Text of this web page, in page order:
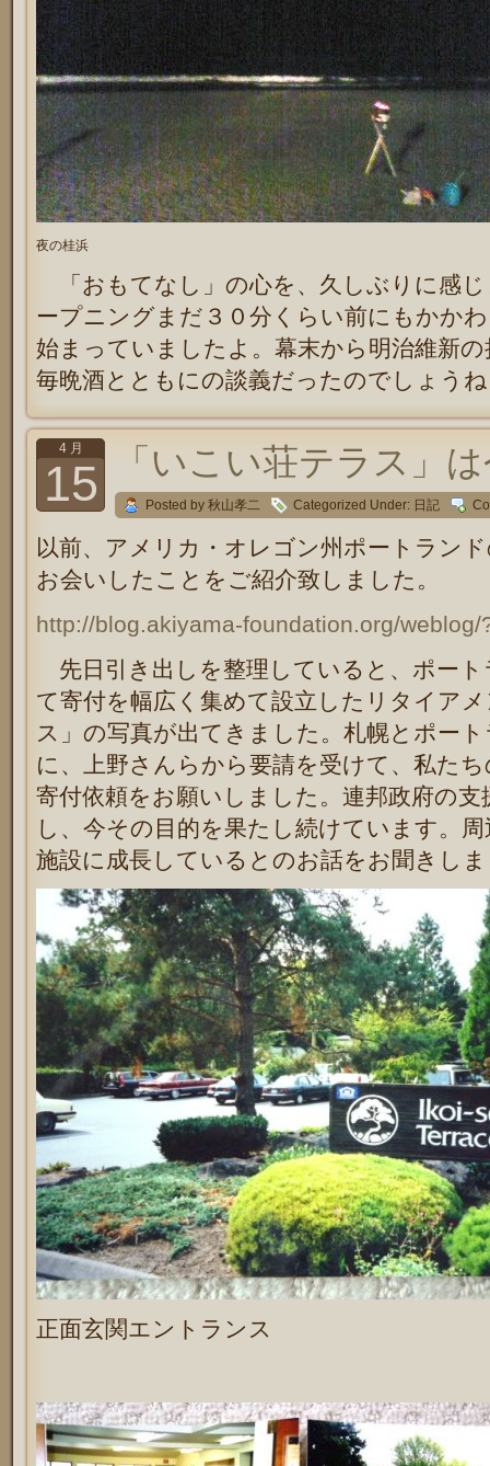
夜の桂浜
「おもてなし」の心を、久しぶりに感
ープニングまだ３０分くらい前にもかか
始まっていましたよ。幕末から明治維新
毎晩酒とともにの談義だったのでしょう
4 月
15 「いこい荘テラス」
Posted by 秋山孝二 Categorized Under: 日記
以前、アメリカ・オレゴン州ポートラン
お会いしたことをご紹介致しました。
http://blog.akiyama-foundation.org/weblog/
先日引き出しを整理していると、ポー
て寄付を幅広く集めて設立したリタイア
ス」の写真が出てきました。札幌とポー
に、上野さんらから要請を受けて、私た
寄付依頼をお願いしました。連邦政府の
し、今その目的を果たし続けています。
施設に成長しているとのお話をお聞きし
正面玄関エントランス